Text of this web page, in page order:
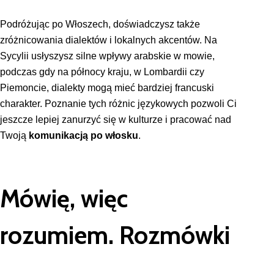
Podróżując po Włoszech, doświadczysz także
zróżnicowania dialektów i lokalnych akcentów. Na
Sycylii usłyszysz silne wpływy arabskie w mowie,
podczas gdy na północy kraju, w Lombardii czy
Piemoncie, dialekty mogą mieć bardziej francuski
charakter. Poznanie tych różnic językowych pozwoli Ci
jeszcze lepiej zanurzyć się w kulturze i pracować nad
Twoją komunikacją po włosku.
Mówię, więc
rozumiem. Rozmówki